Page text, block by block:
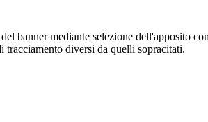
banner mediante selezione dell'apposito
tracciamento diversi da quelli sopracitati.